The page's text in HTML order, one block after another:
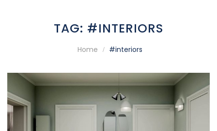
TAG: #INTERIORS
Home #interiors